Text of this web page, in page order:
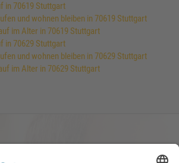
in 70619 Stuttgart
und wohnen bleiben in 70619 Stuttgart
im Alter in 70619 Stuttgart
in 70629 Stuttgart
und wohnen bleiben in 70629 Stuttgart
im Alter in 70629 Stuttgart